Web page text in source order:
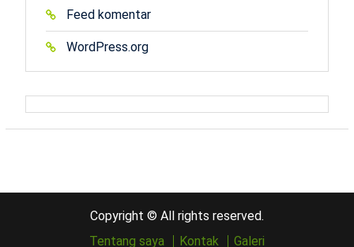
Feed komentar
WordPress.org
Copyright © All rights reserved.
Tentang saya
Kontak Galeri